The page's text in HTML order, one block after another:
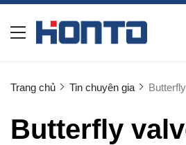
Trang chủ Tin chuyên gia
Butterfly